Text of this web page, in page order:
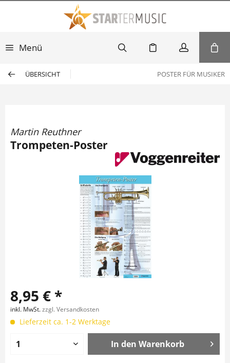
Menü
ÜBERSICHT POSTER FÜR MUSIKER
Martin Reuthner
Trompeten-Poster
8,95 € *
inkl. MwSt.zzgl. Versandkosten
Lieferzeit ca. 1-2 Werktage
In den Warenkorb